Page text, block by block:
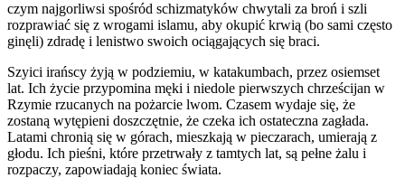
czym najgorliwsi spośród schizmatyków chwytali za broń i szli
rozprawiać się z wrogami islamu, aby okupić krwią (bo sami często
ginęli) zdradę i lenistwo swoich ociągających się braci.
Szyici irańscy żyją w podziemiu, w katakumbach, przez osiemset
lat. Ich życie przypomina męki i niedole pierwszych chrześcijan w
Rzymie rzucanych na pożarcie lwom. Czasem wydaje się, że
zostaną wytępieni doszczętnie, że czeka ich ostateczna zagłada.
Latami chronią się w górach, mieszkają w pieczarach, umierają z
głodu. Ich pieśni, które przetrwały z tamtych lat, są pełne żalu i
rozpaczy, zapowiadają koniec świata.